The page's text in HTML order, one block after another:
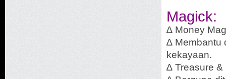
Magick:
∆ Money
∆ Membantu
kekayaan.
∆ Treasure